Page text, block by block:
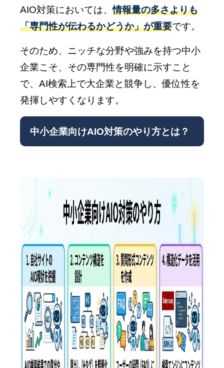
AIO対策においては、情報量の多さよりも
「専門性が伝わるかどうか」が重要です。
そのため、ニッチな分野や強みを持つ中小
企業こそ、その専門性を明確に示すこと
で、AI検索上で大企業と競争し、優位性を
発揮しやすくなります。
中小企業向けAIO対策のやり方とは？